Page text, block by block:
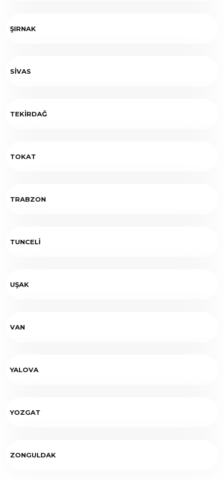
ŞIRNAK
SİVAS
TEKİRDAĞ
TOKAT
TRABZON
TUNCELİ
UŞAK
VAN
YALOVA
YOZGAT
ZONGULDAK